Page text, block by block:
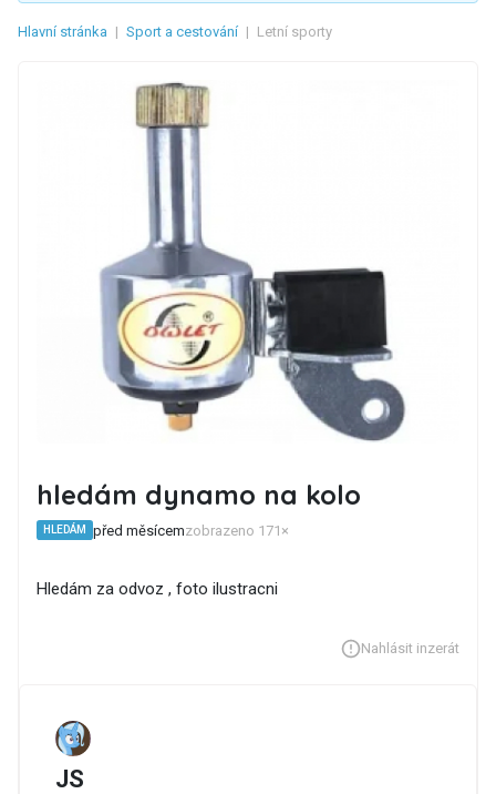
Hlavní stránka | Sport a cestování | Letní sporty
hledám dynamo na kolo
HLEDÁM před měsícemzobrazeno 171×
Hledám za odvoz , foto ilustracni
Nahlásit inzerát
JS